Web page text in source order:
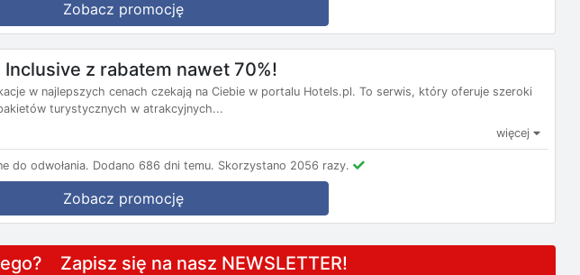
Zobacz promocję
Inclusive z rabatem nawet 70%!
w najlepszych cenach czekają na Ciebie w portalu Hotels.pl. To serwis, który oferuje szeroki
turystycznych w atrakcyjnych...
więcej
do odwołania. Dodano 686 dni temu. Skorzystano 2056 razy.
Zobacz promocję
Zapisz się na nasz NEWSLETTER!